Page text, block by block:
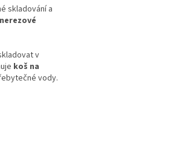
skladování a
v
koš na
vody.